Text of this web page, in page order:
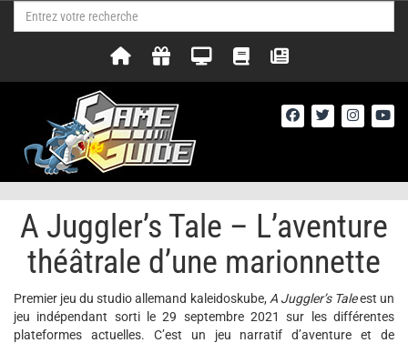
A Juggler’s Tale – L’aventure
théâtrale d’une marionnette
Premier jeu du studio allemand kaleidoskube, A Juggler’s Taleest un
jeu indépendant sorti le 29 septembre 2021 sur les différentes
plateformes actuelles. C’est un jeu narratif d’aventure et de